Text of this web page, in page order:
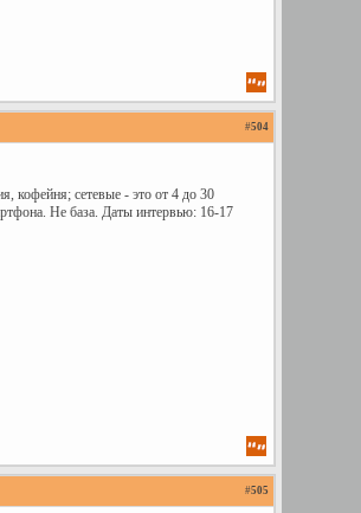
#504
кофейня; сетевые - это от 4 до 30
Не база. Даты интервью: 16-17
#505